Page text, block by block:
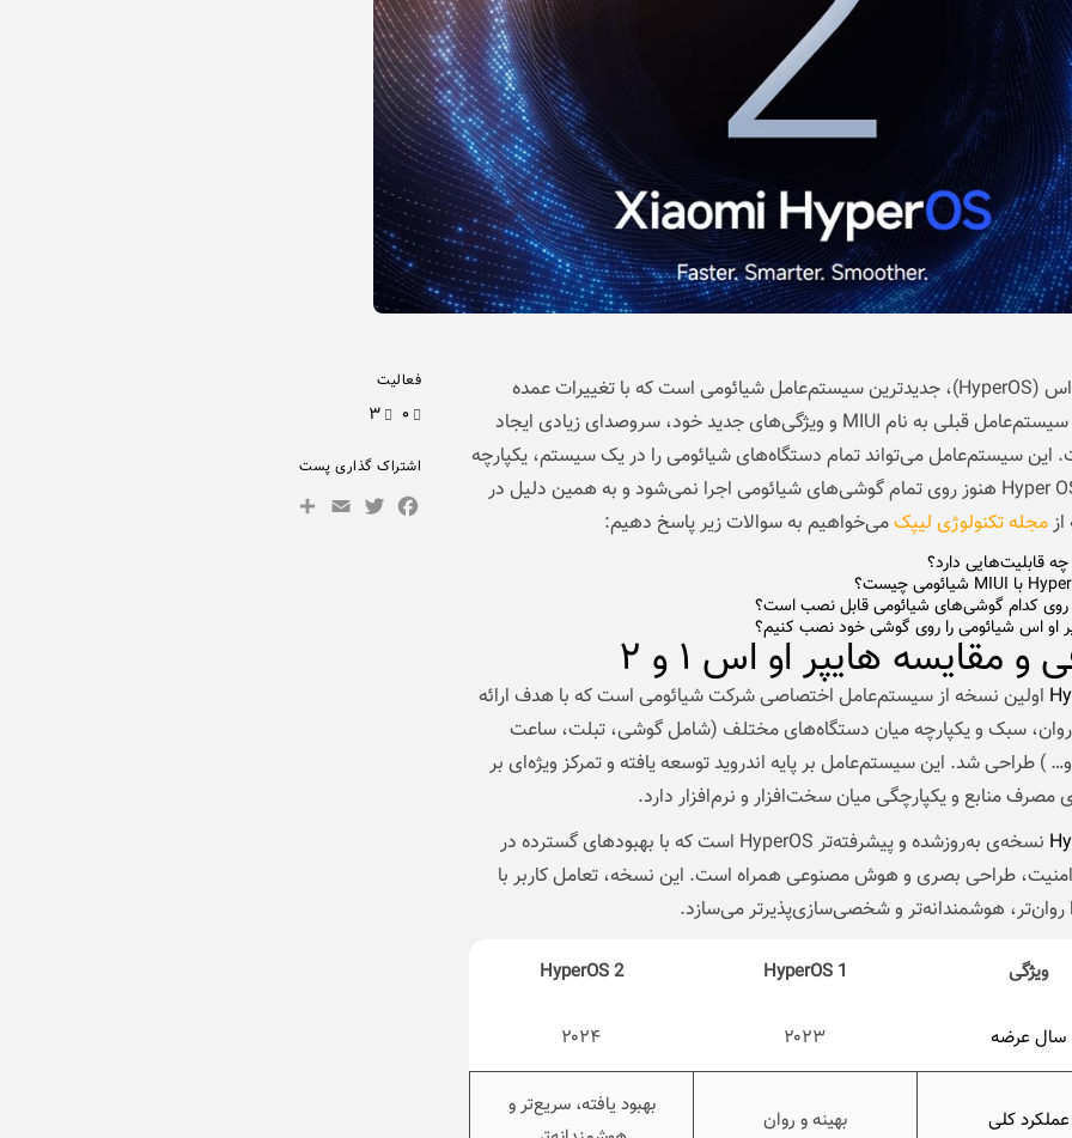
هایپر او اس (HyperOS)، جدیدترین سیستم‌عامل شیائومی است که با تغییرات عمده
نسبت به سیستم‌عامل قبلی به نام MIUI و ویژگی‌های جدید خود، سروصدای زیادی ایجاد
این سیستم‌عامل می‌تواند تمام دستگاه‌های شیائومی را در یک سیستم، یکپارچه
کند. اما Hyper OS هنوز روی تمام گوشی‌های شیائومی اجرا نمی‌شود و به همین دلیل در
مجله تکنولوژی لیپکمی‌خواهیم به سوالات زیر پاسخ دهیم:
او اس شیائومی را روی گوشی خود نصب کنیم؟
و مقایسه هایپر او اس ۱ و ۲
اولین نسخه از سیستم‌عامل اختصاصی شرکت شیائومی است که با هدف ارائه
سبک و یکپارچه میان دستگاه‌های مختلف (شامل گوشی، تبلت، ساعت
) طراحی شد. این سیستم‌عامل بر پایه اندروید توسعه یافته و تمرکز ویژه‌ای بر
مصرف منابع و یکپارچگی میان سخت‌افزار و نرم‌افزار دارد.
نسخه‌ی به‌روزشده و پیشرفته‌تر HyperOS است که با بهبودهای گسترده در
طراحی بصری و هوش مصنوعی همراه است. این نسخه، تعامل کاربر با
روان‌تر، هوشمندانه‌تر و شخصی‌سازی‌پذیرتر می‌سازد.
ویژگی HyperOS 1
HyperOS 2
سال عرضه ۲۰۲۳ ۲۰۲۴
عملکرد کلی بهینه و روان
بهبود یافته، سریع‌تر و
فعالیت
۰ ۳
اشتراک گذاری پست
Facebook
Twitter
Email